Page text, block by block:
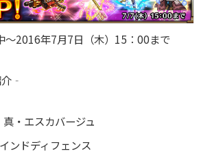
～2016年7月7日（木）15：00まで
‐
・エスカバージュ
ンドディフェンス